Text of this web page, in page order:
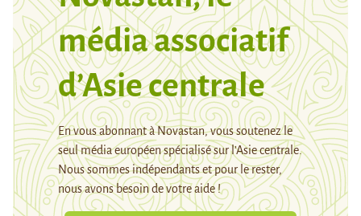
média associatif
d’Asie centrale
En vous abonnant à Novastan, vous soutenez le
seul média européen spécialisé sur l’Asie centrale.
Nous sommes indépendants et pour le rester,
nous avons besoin de votre aide !